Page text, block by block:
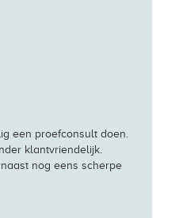
een proefconsult doen.
klantvriendelijk.
nog eens scherpe